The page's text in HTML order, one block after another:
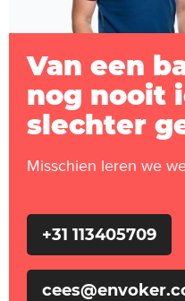
Van een
nog nooit
slechter
Misschien leren we
+31 113405709